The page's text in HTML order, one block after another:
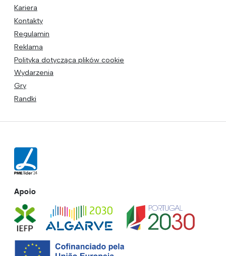
Kariera
Kontakty
Regulamin
Reklama
Polityka dotycząca plików cookie
Wydarzenia
Gry
Randki
Apoio